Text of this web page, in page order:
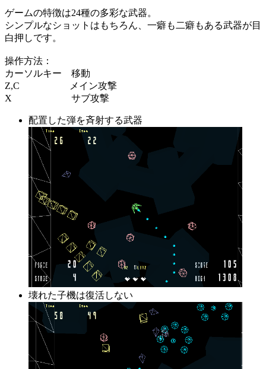
ゲームの特徴は24種の多彩な武器。
シンプルなショットはもちろん、一癖も二癖もある武器が目
白押しです。
操作方法：
カーソルキー 移動
Z,C メイン攻撃
X サブ攻撃
配置した弾を斉射する武器
壊れた子機は復活しない